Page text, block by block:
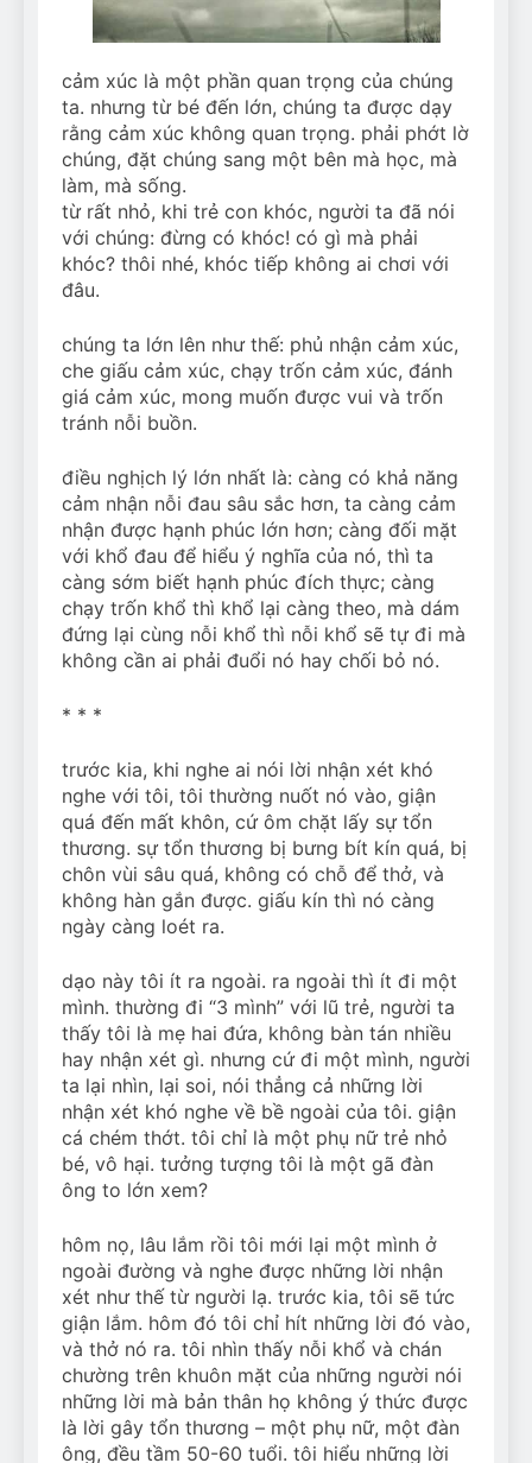
cảm xúc là một phần quan trọng của chúng
ta. nhưng từ bé đến lớn, chúng ta được dạy
rằng cảm xúc không quan trọng. phải phớt lờ
chúng, đặt chúng sang một bên mà học, mà
làm, mà sống.
từ rất nhỏ, khi trẻ con khóc, người ta đã nói
với chúng: đừng có khóc! có gì mà phải
khóc? thôi nhé, khóc tiếp không ai chơi với
đâu.
chúng ta lớn lên như thế: phủ nhận cảm xúc,
che giấu cảm xúc, chạy trốn cảm xúc, đánh
giá cảm xúc, mong muốn được vui và trốn
tránh nỗi buồn.
điều nghịch lý lớn nhất là: càng có khả năng
cảm nhận nỗi đau sâu sắc hơn, ta càng cảm
nhận được hạnh phúc lớn hơn; càng đối mặt
với khổ đau để hiểu ý nghĩa của nó, thì ta
càng sớm biết hạnh phúc đích thực; càng
chạy trốn khổ thì khổ lại càng theo, mà dám
đứng lại cùng nỗi khổ thì nỗi khổ sẽ tự đi mà
không cần ai phải đuổi nó hay chối bỏ nó.
* * *
trước kia, khi nghe ai nói lời nhận xét khó
nghe với tôi, tôi thường nuốt nó vào, giận
quá đến mất khôn, cứ ôm chặt lấy sự tổn
thương. sự tổn thương bị bưng bít kín quá, bị
chôn vùi sâu quá, không có chỗ để thở, và
không hàn gắn được. giấu kín thì nó càng
ngày càng loét ra.
dạo này tôi ít ra ngoài. ra ngoài thì ít đi một
mình. thường đi “3 mình” với lũ trẻ, người ta
thấy tôi là mẹ hai đứa, không bàn tán nhiều
hay nhận xét gì. nhưng cứ đi một mình, người
ta lại nhìn, lại soi, nói thẳng cả những lời
nhận xét khó nghe về bề ngoài của tôi. giận
cá chém thớt. tôi chỉ là một phụ nữ trẻ nhỏ
bé, vô hại. tưởng tượng tôi là một gã đàn
ông to lớn xem?
hôm nọ, lâu lắm rồi tôi mới lại một mình ở
ngoài đường và nghe được những lời nhận
xét như thế từ người lạ. trước kia, tôi sẽ tức
giận lắm. hôm đó tôi chỉ hít những lời đó vào,
và thở nó ra. tôi nhìn thấy nỗi khổ và chán
chường trên khuôn mặt của những người nói
những lời mà bản thân họ không ý thức được
là lời gây tổn thương – một phụ nữ, một đàn
ông, đều tầm 50-60 tuổi. tôi hiểu những lời